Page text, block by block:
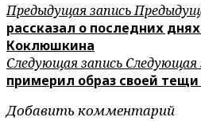
Предыдущая запись
рассказал о последних
Коклюшкина
Следующая запись Следующая
примерил образ своей
Добавить комментарий